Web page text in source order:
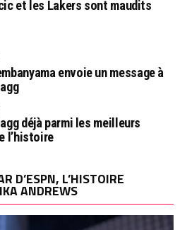
et les Lakers sont maudits
envoie un message à
déjà parmi les meilleurs
l’histoire
D’ESPN, L’HISTOIRE
ANDREWS